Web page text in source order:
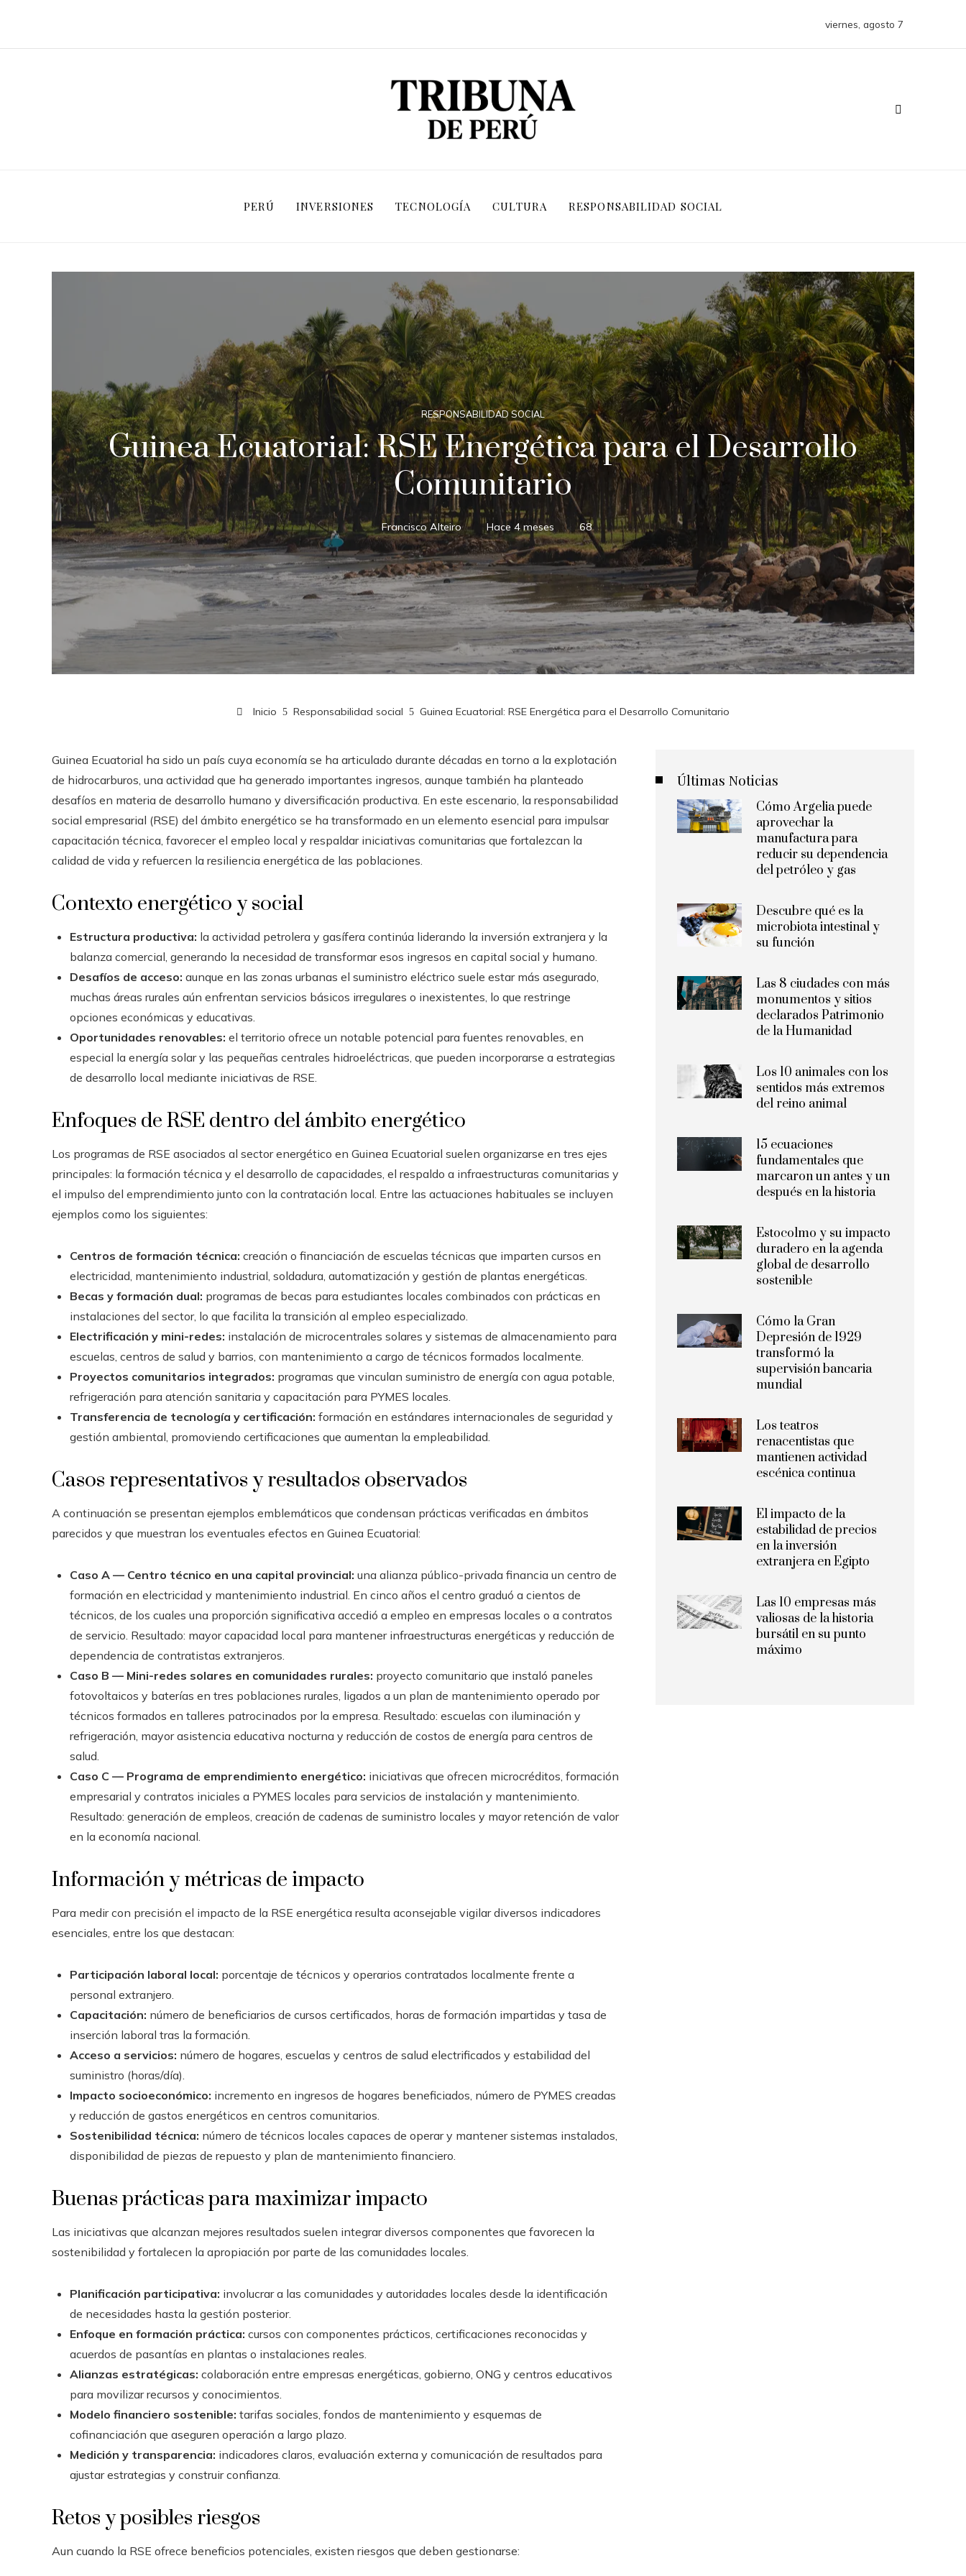
viernes, agosto 7
PERÚ INVERSIONES TECNOLOGÍA CULTURA RESPONSABILIDAD SOCIAL
RESPONSABILIDAD SOCIAL
Guinea Ecuatorial: RSE Energética para el Desarrollo
Comunitario
Francisco Alteiro Hace 4 meses 68
Inicio Responsabilidad social Guinea Ecuatorial: RSE Energética para el Desarrollo Comunitario
Guinea Ecuatorial ha sido un país cuya economía se ha articulado durante décadas en torno a la explotación
de hidrocarburos, una actividad que ha generado importantes ingresos, aunque también ha planteado
desafíos en materia de desarrollo humano y diversificación productiva. En este escenario, la responsabilidad
social empresarial (RSE) del ámbito energético se ha transformado en un elemento esencial para impulsar
capacitación técnica, favorecer el empleo local y respaldar iniciativas comunitarias que fortalezcan la
calidad de vida y refuercen la resiliencia energética de las poblaciones.
Contexto energético y social
Estructura productiva: la actividad petrolera y gasífera continúa liderando la inversión extranjera y la
balanza comercial, generando la necesidad de transformar esos ingresos en capital social y humano.
Desafíos de acceso: aunque en las zonas urbanas el suministro eléctrico suele estar más asegurado,
muchas áreas rurales aún enfrentan servicios básicos irregulares o inexistentes, lo que restringe
opciones económicas y educativas.
Oportunidades renovables: el territorio ofrece un notable potencial para fuentes renovables, en
especial la energía solar y las pequeñas centrales hidroeléctricas, que pueden incorporarse a estrategias
de desarrollo local mediante iniciativas de RSE.
Enfoques de RSE dentro del ámbito energético
Los programas de RSE asociados al sector energético en Guinea Ecuatorial suelen organizarse en tres ejes
principales: la formación técnica y el desarrollo de capacidades, el respaldo a infraestructuras comunitarias y
el impulso del emprendimiento junto con la contratación local. Entre las actuaciones habituales se incluyen
ejemplos como los siguientes:
Centros de formación técnica: creación o financiación de escuelas técnicas que imparten cursos en
electricidad, mantenimiento industrial, soldadura, automatización y gestión de plantas energéticas.
Becas y formación dual: programas de becas para estudiantes locales combinados con prácticas en
instalaciones del sector, lo que facilita la transición al empleo especializado.
Electrificación y mini-redes: instalación de microcentrales solares y sistemas de almacenamiento para
escuelas, centros de salud y barrios, con mantenimiento a cargo de técnicos formados localmente.
Proyectos comunitarios integrados: programas que vinculan suministro de energía con agua potable,
refrigeración para atención sanitaria y capacitación para PYMES locales.
Transferencia de tecnología y certificación: formación en estándares internacionales de seguridad y
gestión ambiental, promoviendo certificaciones que aumentan la empleabilidad.
Casos representativos y resultados observados
A continuación se presentan ejemplos emblemáticos que condensan prácticas verificadas en ámbitos
parecidos y que muestran los eventuales efectos en Guinea Ecuatorial:
Caso A — Centro técnico en una capital provincial: una alianza público-privada financia un centro de
formación en electricidad y mantenimiento industrial. En cinco años el centro graduó a cientos de
técnicos, de los cuales una proporción significativa accedió a empleo en empresas locales o a contratos
de servicio. Resultado: mayor capacidad local para mantener infraestructuras energéticas y reducción de
dependencia de contratistas extranjeros.
Caso B — Mini-redes solares en comunidades rurales: proyecto comunitario que instaló paneles
fotovoltaicos y baterías en tres poblaciones rurales, ligados a un plan de mantenimiento operado por
técnicos formados en talleres patrocinados por la empresa. Resultado: escuelas con iluminación y
refrigeración, mayor asistencia educativa nocturna y reducción de costos de energía para centros de
salud.
Caso C — Programa de emprendimiento energético: iniciativas que ofrecen microcréditos, formación
empresarial y contratos iniciales a PYMES locales para servicios de instalación y mantenimiento.
Resultado: generación de empleos, creación de cadenas de suministro locales y mayor retención de valor
en la economía nacional.
Información y métricas de impacto
Para medir con precisión el impacto de la RSE energética resulta aconsejable vigilar diversos indicadores
esenciales, entre los que destacan:
Participación laboral local: porcentaje de técnicos y operarios contratados localmente frente a
personal extranjero.
Capacitación: número de beneficiarios de cursos certificados, horas de formación impartidas y tasa de
inserción laboral tras la formación.
Acceso a servicios: número de hogares, escuelas y centros de salud electrificados y estabilidad del
suministro (horas/día).
Impacto socioeconómico: incremento en ingresos de hogares beneficiados, número de PYMES creadas
y reducción de gastos energéticos en centros comunitarios.
Sostenibilidad técnica: número de técnicos locales capaces de operar y mantener sistemas instalados,
disponibilidad de piezas de repuesto y plan de mantenimiento financiero.
Buenas prácticas para maximizar impacto
Las iniciativas que alcanzan mejores resultados suelen integrar diversos componentes que favorecen la
sostenibilidad y fortalecen la apropiación por parte de las comunidades locales.
Planificación participativa: involucrar a las comunidades y autoridades locales desde la identificación
de necesidades hasta la gestión posterior.
Enfoque en formación práctica: cursos con componentes prácticos, certificaciones reconocidas y
acuerdos de pasantías en plantas o instalaciones reales.
Alianzas estratégicas: colaboración entre empresas energéticas, gobierno, ONG y centros educativos
para movilizar recursos y conocimientos.
Modelo financiero sostenible: tarifas sociales, fondos de mantenimiento y esquemas de
cofinanciación que aseguren operación a largo plazo.
Medición y transparencia: indicadores claros, evaluación externa y comunicación de resultados para
ajustar estrategias y construir confianza.
Retos y posibles riesgos
Aun cuando la RSE ofrece beneficios potenciales, existen riesgos que deben gestionarse:
Últimas Noticias
Cómo Argelia puede
aprovechar la
manufactura para
reducir su dependencia
del petróleo y gas
Descubre qué es la
microbiota intestinal y
su función
Las 8 ciudades con más
monumentos y sitios
declarados Patrimonio
de la Humanidad
Los 10 animales con los
sentidos más extremos
del reino animal
15 ecuaciones
fundamentales que
marcaron un antes y un
después en la historia
Estocolmo y su impacto
duradero en la agenda
global de desarrollo
sostenible
Cómo la Gran
Depresión de 1929
transformó la
supervisión bancaria
mundial
Los teatros
renacentistas que
mantienen actividad
escénica continua
El impacto de la
estabilidad de precios
en la inversión
extranjera en Egipto
Las 10 empresas más
valiosas de la historia
bursátil en su punto
máximo